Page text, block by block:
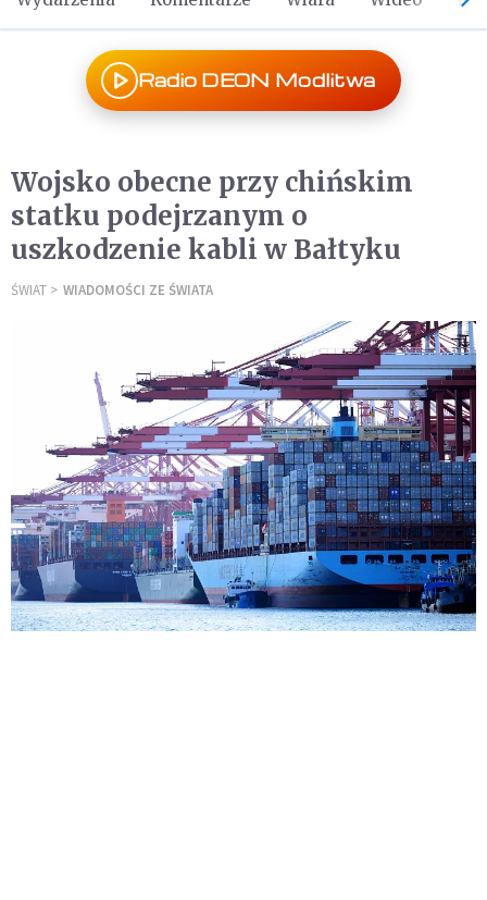
Radio DEON Modlitwa
Wojsko obecne przy chińskim
statku podejrzanym o
uszkodzenie kabli w Bałtyku
ŚWIAT WIADOMOŚCI ZE ŚWIATA